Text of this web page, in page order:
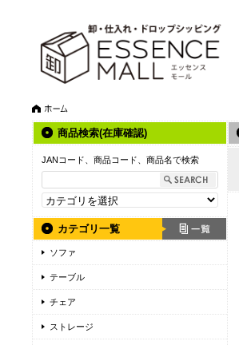
商品検索(在庫確認)
JANコード、商品コード、商品名で検索
カテゴリ一覧
ソファ
テーブル
チェア
ストレージ